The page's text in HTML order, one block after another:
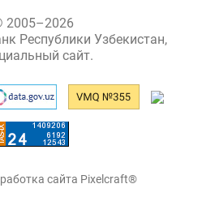
2005–2026
Республики Узбекистан,
сайт.
сайта Pixelcraft®